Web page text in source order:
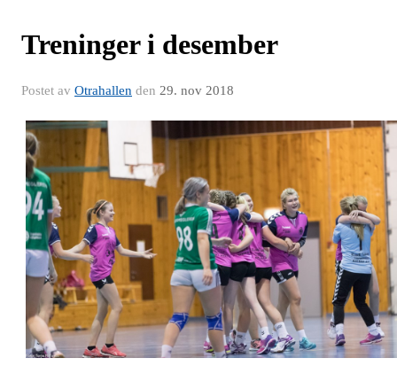
Treninger i desember
Postet av Otrahallen den 29. nov 2018